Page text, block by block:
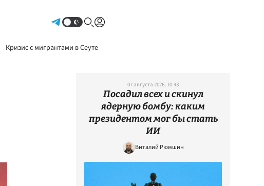
Кризис с мигрантами в Сеуте
07 августа 2026, 10:43
Посадил всех и скинул
ядерную бомбу: каким
президентом мог бы стать
ИИ
Виталий Рюмшин